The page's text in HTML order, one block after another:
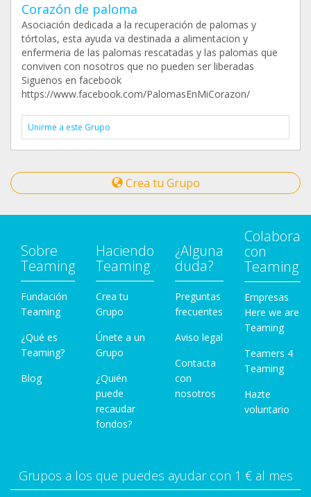
Corazón de paloma
Asociación dedicada a la recuperación de palomas y
tórtolas, esta ayuda va destinada a alimentacion y
enfermeria de las palomas rescatadas y las palomas que
conviven con nosotros que no pueden ser liberadas
Siguenos en facebook
https://www.facebook.com/PalomasEnMiCorazon/
Unirme a este Grupo
Crea tu Grupo
Sobre
Teaming
Fundación
Teaming
¿Qué es
Teaming?
Blog
Haciendo
Teaming
Crea tu
Grupo
Únete a un
Grupo
¿Quién
puede
recaudar
fondos?
¿Alguna
duda?
Preguntas
frecuentes
Aviso legal
Contacta
con
nosotros
Colabora
con
Teaming
Empresas
Here we are
Teaming
Teamers 4
Teaming
Hazte
voluntario
Grupos a los que puedes ayudar con 1 € al mes